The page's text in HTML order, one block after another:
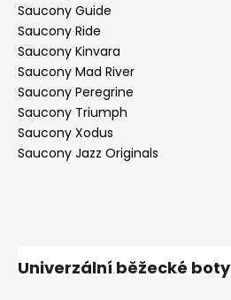
Saucony Guide
Saucony Ride
Saucony Kinvara
Saucony Mad River
Saucony Peregrine
Saucony Triumph
Saucony Xodus
Saucony Jazz Originals
Univerzální běžecké boty